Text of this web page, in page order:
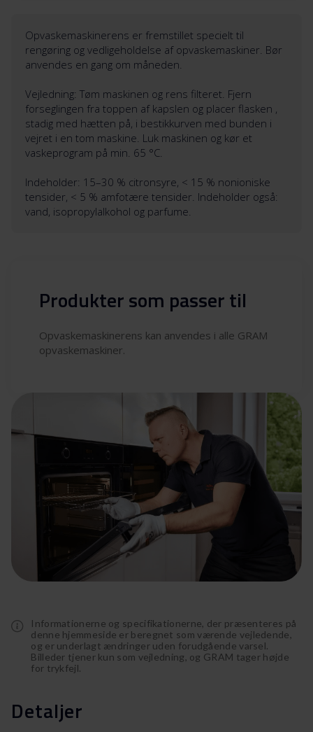
Opvaskemaskinerens er fremstillet specielt til
rengøring og vedligeholdelse af opvaskemaskiner. Bør
anvendes en gang om måneden.
Vejledning: Tøm maskinen og rens filteret. Fjern
forseglingen fra toppen af kapslen og placer flasken ,
stadig med hætten på, i bestikkurven med bunden i
vejret i en tom maskine. Luk maskinen og kør et
vaskeprogram på min. 65 °C.
Indeholder: 15–30 % citronsyre, < 15 % nonioniske
tensider, < 5 % amfotære tensider. Indeholder også:
vand, isopropylalkohol og parfume.
Produkter som passer til
Opvaskemaskinerens kan anvendes i alle GRAM
opvaskemaskiner.
Informationerne og specifikationerne, der præsenteres på
denne hjemmeside er beregnet som værende vejledende,
og er underlagt ændringer uden forudgående varsel.
Billeder tjener kun som vejledning, og GRAM tager højde
for trykfejl.
Detaljer